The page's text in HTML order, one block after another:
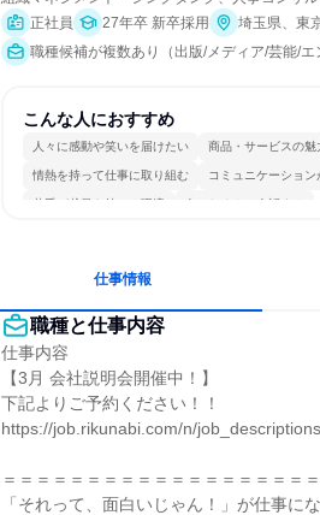
正社員
27年卒 新卒採用
埼玉県、東
職種候補が複数あり（出版/メディア/芸能/
こんな人におすすめ
人々に感動や笑いを届けたい 商品・サービスの魅
情熱を持って仕事に取り組む コミュニケーション
若手が裁量を持てる環境 人とたくさん会話する
仕事情報
職種と仕事内容
仕事内容
【3月 会社説明会開催中！】
下記よりご予約ください！！
https://job.rikunabi.com/n/
＝＝＝＝＝＝＝＝＝＝＝＝＝＝＝＝＝＝
「それって、面白いじゃん！」が仕事にな